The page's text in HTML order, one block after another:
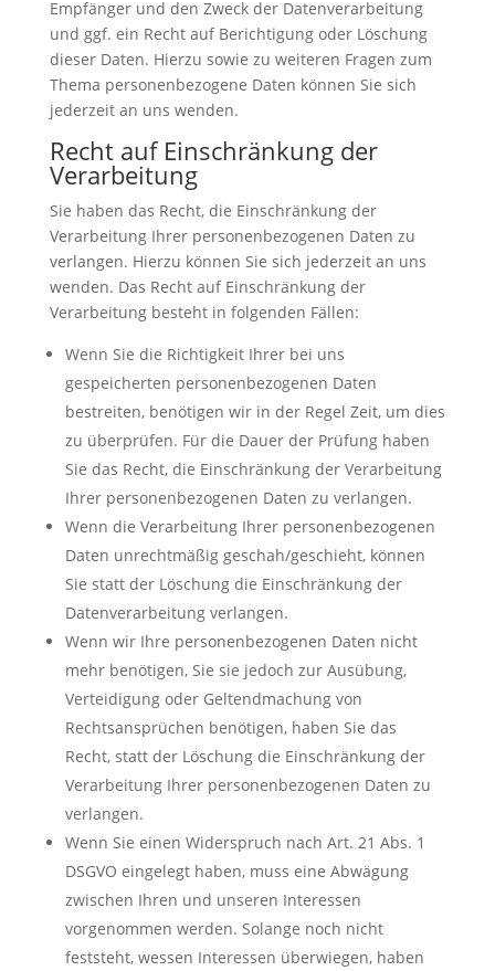
Empfänger und den Zweck der Datenverarbeitung
und ggf. ein Recht auf Berichtigung oder Löschung
dieser Daten. Hierzu sowie zu weiteren Fragen zum
Thema personenbezogene Daten können Sie sich
jederzeit an uns wenden.
Recht auf Einschränkung der
Verarbeitung
Sie haben das Recht, die Einschränkung der
Verarbeitung Ihrer personenbezogenen Daten zu
verlangen. Hierzu können Sie sich jederzeit an uns
wenden. Das Recht auf Einschränkung der
Verarbeitung besteht in folgenden Fällen:
Wenn Sie die Richtigkeit Ihrer bei uns
gespeicherten personenbezogenen Daten
bestreiten, benötigen wir in der Regel Zeit, um dies
zu überprüfen. Für die Dauer der Prüfung haben
Sie das Recht, die Einschränkung der Verarbeitung
Ihrer personenbezogenen Daten zu verlangen.
Wenn die Verarbeitung Ihrer personenbezogenen
Daten unrechtmäßig geschah/geschieht, können
Sie statt der Löschung die Einschränkung der
Datenverarbeitung verlangen.
Wenn wir Ihre personenbezogenen Daten nicht
mehr benötigen, Sie sie jedoch zur Ausübung,
Verteidigung oder Geltendmachung von
Rechtsansprüchen benötigen, haben Sie das
Recht, statt der Löschung die Einschränkung der
Verarbeitung Ihrer personenbezogenen Daten zu
verlangen.
Wenn Sie einen Widerspruch nach Art. 21 Abs. 1
DSGVO eingelegt haben, muss eine Abwägung
zwischen Ihren und unseren Interessen
vorgenommen werden. Solange noch nicht
feststeht, wessen Interessen überwiegen, haben